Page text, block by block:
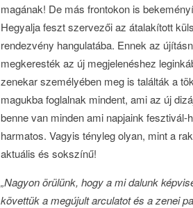
magának! De más frontokon is
Hegyalja feszt szervezői az átalakított
rendezvény hangulatába. Ennek az
megkeresték az új megjelenéshez
zenekar személyében meg is találták a
magukba foglalnak mindent, ami az új
benne van minden ami napjaink
harmatos. Vagyis tényleg olyan, mint a
aktuális és sokszínű!
„Nagyon örülünk, hogy a mi dalunk
követtük a megújult arculatot és a zenei